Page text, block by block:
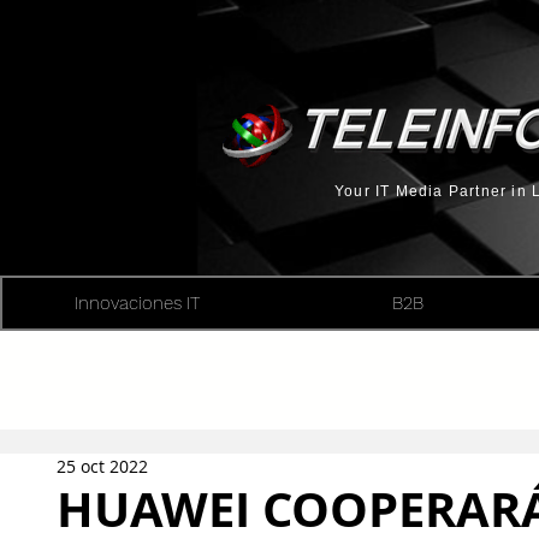
Your IT Media Partner in
Innovaciones IT B2B
HUAWEI
25 oct 2022